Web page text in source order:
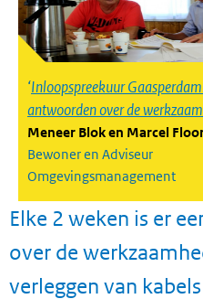
Inloopspreekuur
antwoorden over de
Meneer Blok en Marcel
Bewoner en Adviseur
Omgevingsmanagement
Elke 2 weken is er
over de
verleggen van